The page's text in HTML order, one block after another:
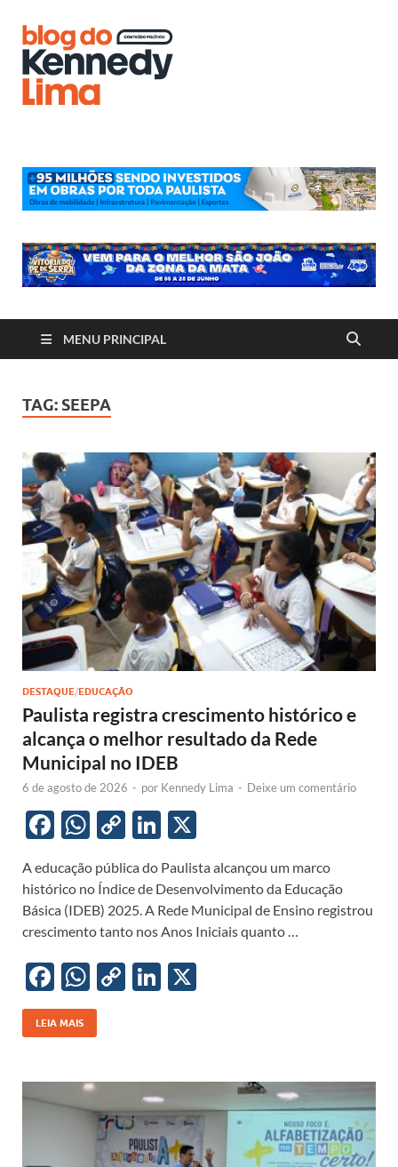
MENU PRINCIPAL
TAG: SEEPA
DESTAQUE/EDUCAÇÃO
Paulista registra crescimento histórico e
alcança o melhor resultado da Rede
Municipal no IDEB
6 de agosto de 2026 - por Kennedy Lima - Deixe um comentário
F
e
b
o
o
k
W
at
s
A
p
p
C
p
y
Li
n
k
Li
k
e
dI
n
A educação pública do Paulista alcançou um marco
histórico no Índice de Desenvolvimento da Educação
Básica (IDEB) 2025. A Rede Municipal de Ensino registrou
crescimento tanto nos Anos Iniciais quanto …
F
ac
e
o
o
W
h
at
A
p
p
C
Li
n
k
Li
dI
n
LEIA MAIS